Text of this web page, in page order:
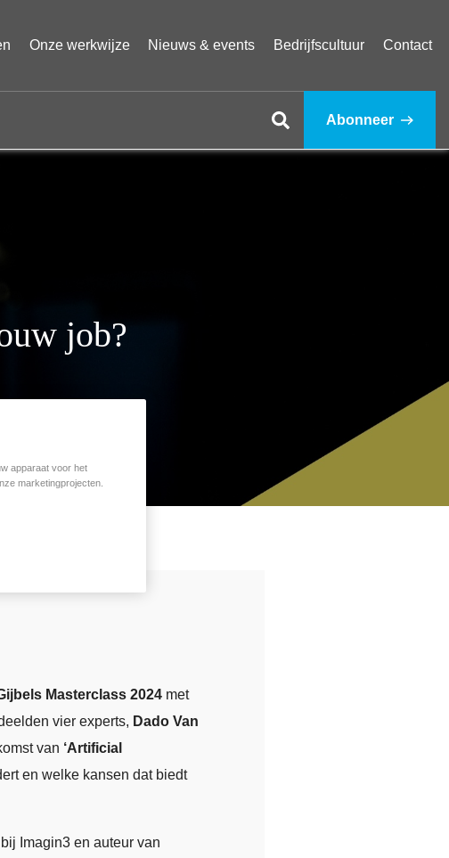
Onze werkwijze Nieuws & events Bedrijfscultuur Contact
Abonneer
job?
Masterclass 2024 met
vier experts, Dado Van
van ‘Artificial
en welke kansen dat biedt
Imagin3 en auteur van
apparaat voor het
marketingprojecten.